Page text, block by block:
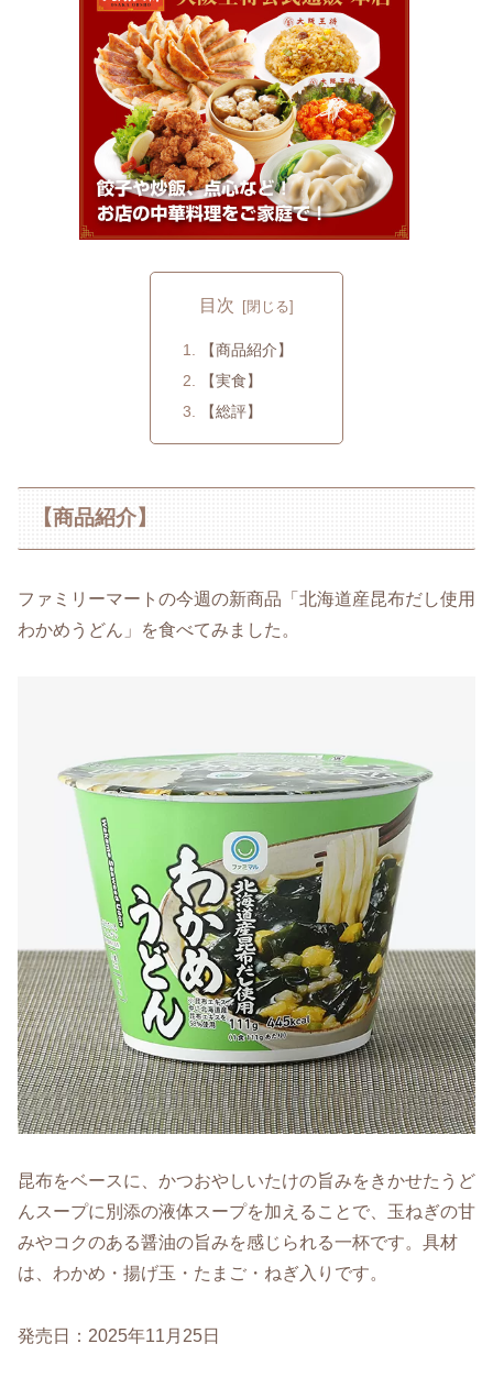
目次
【商品紹介】
【実食】
【総評】
【商品紹介】
ファミリーマートの今週の新商品「北海道産昆布だし使用
わかめうどん」を食べてみました。
昆布をベースに、かつおやしいたけの旨みをきかせたうど
んスープに別添の液体スープを加えることで、玉ねぎの甘
みやコクのある醤油の旨みを感じられる一杯です。具材
は、わかめ・揚げ玉・たまご・ねぎ入りです。
発売日：2025年11月25日